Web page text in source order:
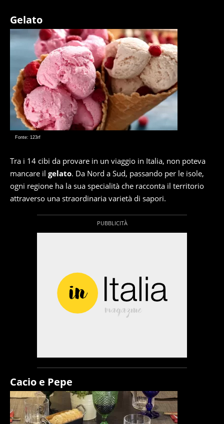
Gelato
Fonte: 123rf
Tra i 14 cibi da provare in un viaggio in Italia, non poteva
mancare il gelato. Da Nord a Sud, passando per le isole,
ogni regione ha la sua specialità che racconta il territorio
attraverso una straordinaria varietà di sapori.
Cacio e Pepe